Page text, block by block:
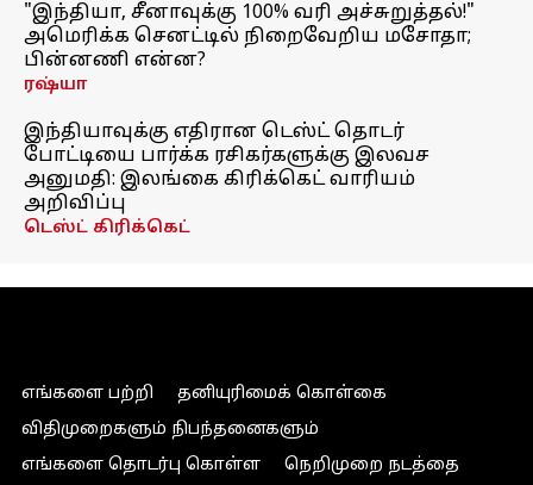
"இந்தியா, சீனாவுக்கு 100% வரி அச்சுறுத்தல்!"
அமெரிக்க செனட்டில் நிறைவேறிய மசோதா;
பின்னணி என்ன?
ரஷ்யா
இந்தியாவுக்கு எதிரான டெஸ்ட் தொடர்
போட்டியை பார்க்க ரசிகர்களுக்கு இலவச
அனுமதி: இலங்கை கிரிக்கெட் வாரியம்
அறிவிப்பு
டெஸ்ட் கிரிக்கெட்
எங்களை பற்றி
தனியுரிமைக் கொள்கை
விதிமுறைகளும் நிபந்தனைகளும்
எங்களை தொடர்பு கொள்ள
நெறிமுறை நடத்தை